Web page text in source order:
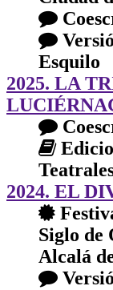
Esquilo
2025. LA
2024. EL
Siglo de
Alcalá